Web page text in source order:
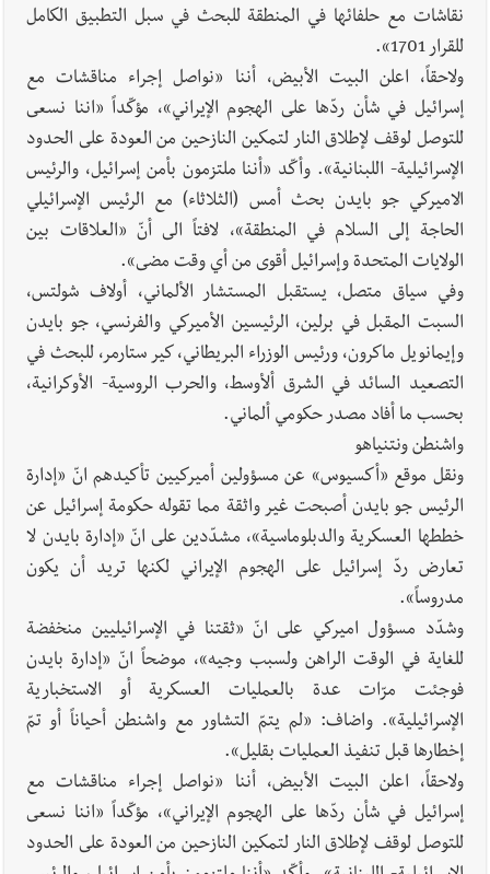
نقاشات مع حلفائها في المنطقة للبحث في سبل التطبيق الكامل
للقرار 1701».
ولاحقاً، اعلن البيت الأبيض، أننا «نواصل إجراء مناقشات مع
إسرائيل في شأن ردّها على الهجوم الإيراني»، مؤكّداً «اننا نسعى
للتوصل لوقف لإطلاق النار لتمكين النازحين من العودة على الحدود
الإسرائيلية- اللبنانية». وأكّد «أننا ملتزمون بأمن إسرائيل، والرئيس
الاميركي جو بايدن بحث أمس (الثلاثاء) مع الرئيس الإسرائيلي
الحاجة إلى السلام في المنطقة»، لافتاً الى أنّ «العلاقات بين
الولايات المتحدة وإسرائيل أقوى من أي وقت مضى».
وفي سياق متصل، يستقبل المستشار الألماني، أولاف شولتس،
السبت المقبل في برلين، الرئيسين الأميركي والفرنسي، جو بايدن
وإيمانويل ماكرون، ورئيس الوزراء البريطاني، كير ستارمر، للبحث في
التصعيد السائد في الشرق ألأوسط، والحرب الروسية- الأوكرانية،
بحسب ما أفاد مصدر حكومي ألماني.
واشنطن ونتنياهو
ونقل موقع «أكسيوس» عن مسؤولين أميركيين تأكيدهم انّ «إدارة
الرئيس جو بايدن أصبحت غير واثقة مما تقوله حكومة إسرائيل عن
خططها العسكرية والدبلوماسية»، مشدّدين على انّ «إدارة بايدن لا
تعارض ردّ إسرائيل على الهجوم الإيراني لكنها تريد أن يكون
مدروساً».
وشدّد مسؤول اميركي على انّ «ثقتنا في الإسرائيليين منخفضة
للغاية في الوقت الراهن ولسبب وجيه»، موضحاً انّ «إدارة بايدن
فوجئت مرّات عدة بالعمليات العسكرية أو الاستخبارية
الإسرائيلية». واضاف: «لم يتمّ التشاور مع واشنطن أحياناً أو تمّ
إخطارها قبل تنفيذ العمليات بقليل».
ولاحقاً، اعلن البيت الأبيض، أننا «نواصل إجراء مناقشات مع
إسرائيل في شأن ردّها على الهجوم الإيراني»، مؤكّداً «اننا نسعى
للتوصل لوقف لإطلاق النار لتمكين النازحين من العودة على الحدود